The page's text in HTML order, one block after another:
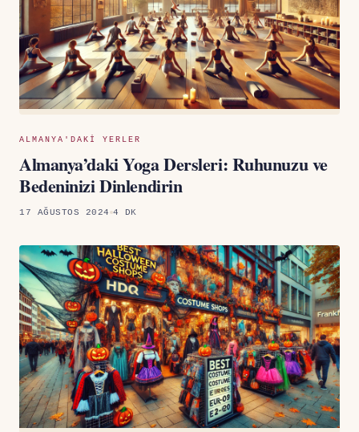
ALMANYA'DAKI YERLER
Almanya’daki Yoga Dersleri: Ruhunuzu ve
Bedeninizi Dinlendirin
17 AĞUSTOS 2024 4 DK